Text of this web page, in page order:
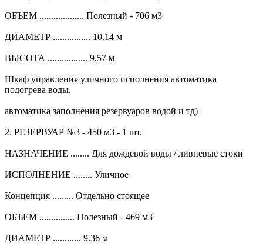
ОБЪЕМ ................... Полезный - 706 м3
ДИАМЕТР ................ 10.14 м
ВЫСОТА ................. 9,57 м
Шкаф управления уличного исполнения автоматика
подогрева воды,
автоматика заполнения резервуаров водой и тд)
2. РЕЗЕРВУАР №3 - 450 м3 - 1 шт.
НАЗНАЧЕНИЕ ........ Для дождевой воды / ливневые стоки
ИСПОЛНЕНИЕ ........ Уличное
Концепция ......... Отдельно стоящее
ОБЪЕМ ............... Полезный - 469 м3
ДИАМЕТР ............ 9.36 м